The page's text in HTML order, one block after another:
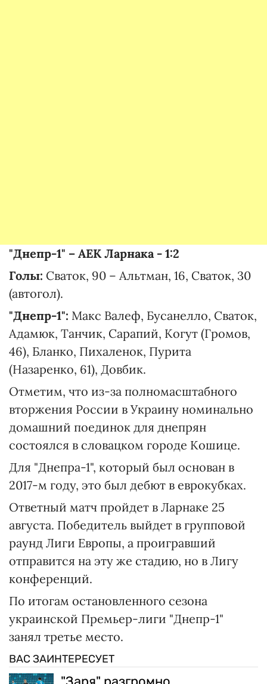
"Днепр-1" – АЕК Ларнака - 1:2
Голы: Сваток, 90 – Альтман, 16, Сваток, 30
(автогол).
"Днепр-1": Макс Валеф, Бусанелло, Сваток,
Адамюк, Танчик, Сарапий, Когут (Громов,
46), Бланко, Пихаленок, Пурита
(Назаренко, 61), Довбик.
Отметим, что из-за полномасштабного
вторжения России в Украину номинально
домашний поединок для днепрян
состоялся в словацком городе Кошице.
Для "Днепра-1", который был основан в
2017-м году, это был дебют в еврокубках.
Ответный матч пройдет в Ларнаке 25
августа. Победитель выйдет в групповой
раунд Лиги Европы, а проигравший
отправится на эту же стадию, но в Лигу
конференций.
По итогам остановленного сезона
украинской Премьер-лиги "Днепр-1"
занял третье место.
ВАС ЗАИНТЕРЕСУЕТ